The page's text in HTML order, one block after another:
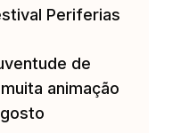
Periferias
de
animação